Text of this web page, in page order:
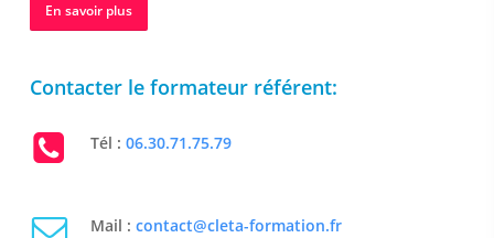
En savoir plus
Contacter le formateur référent:
Tél :06.30.71.75.79
Mail :contact@cleta-formation.fr